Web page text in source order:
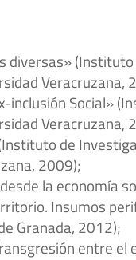
diversas»
Veracruzana,
inclusión Social»
Veracruzana,
de
2009);
la economía
Insumos
Granada, 2012);
entre el